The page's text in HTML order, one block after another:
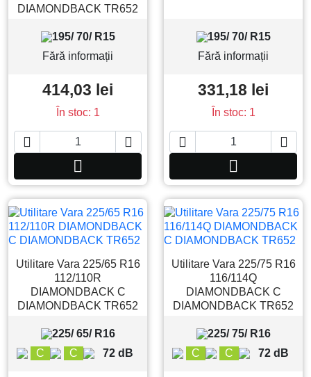
DIAMONDBACK TR652
195/ 70/ R15
Fără informații
414,03 lei
În stoc: 1
 

195/ 70/ R15
Fără informații
331,18 lei
În stoc: 1
 

Utilitare Vara 225/65 R16
112/110R
DIAMONDBACK C
DIAMONDBACK TR652
225/ 65/ R16
C
C 72 dB
Utilitare Vara 225/75 R16
116/114Q
DIAMONDBACK C
DIAMONDBACK TR652
225/ 75/ R16
C
C 72 dB